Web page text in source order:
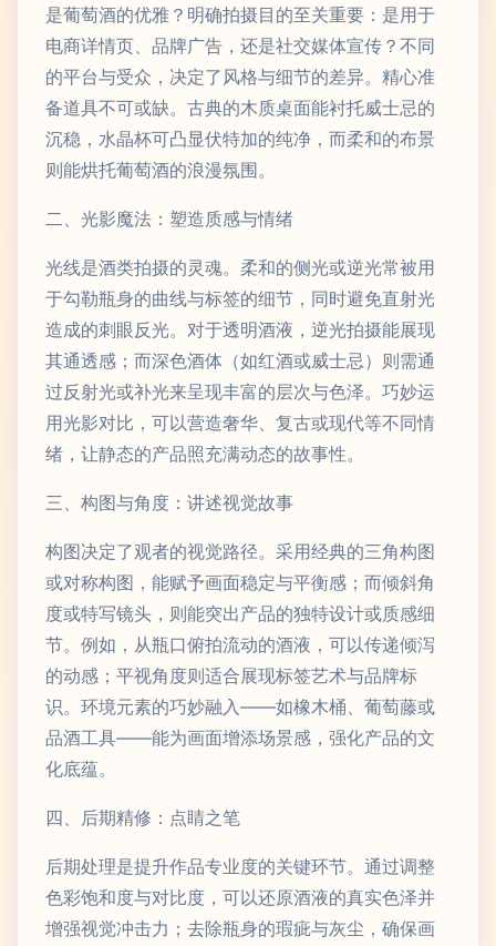
是葡萄酒的优雅？明确拍摄目的至关重要：是用于
电商详情页、品牌广告，还是社交媒体宣传？不同
的平台与受众，决定了风格与细节的差异。精心准
备道具不可或缺。古典的木质桌面能衬托威士忌的
沉稳，水晶杯可凸显伏特加的纯净，而柔和的布景
则能烘托葡萄酒的浪漫氛围。
二、光影魔法：塑造质感与情绪
光线是酒类拍摄的灵魂。柔和的侧光或逆光常被用
于勾勒瓶身的曲线与标签的细节，同时避免直射光
造成的刺眼反光。对于透明酒液，逆光拍摄能展现
其通透感；而深色酒体（如红酒或威士忌）则需通
过反射光或补光来呈现丰富的层次与色泽。巧妙运
用光影对比，可以营造奢华、复古或现代等不同情
绪，让静态的产品照充满动态的故事性。
三、构图与角度：讲述视觉故事
构图决定了观者的视觉路径。采用经典的三角构图
或对称构图，能赋予画面稳定与平衡感；而倾斜角
度或特写镜头，则能突出产品的独特设计或质感细
节。例如，从瓶口俯拍流动的酒液，可以传递倾泻
的动感；平视角度则适合展现标签艺术与品牌标
识。环境元素的巧妙融入——如橡木桶、葡萄藤或
品酒工具——能为画面增添场景感，强化产品的文
化底蕴。
四、后期精修：点睛之笔
后期处理是提升作品专业度的关键环节。通过调整
色彩饱和度与对比度，可以还原酒液的真实色泽并
增强视觉冲击力；去除瓶身的瑕疵与灰尘，确保画